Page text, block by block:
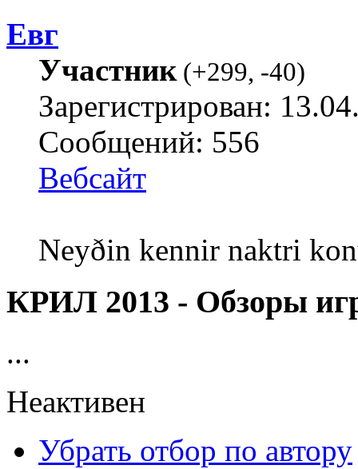
Евг
Участник(+299, -40)
Зарегистрирован:
Сообщений: 556
Вебсайт
Neyðin kennir naktri
КРИЛ 2013 - Обзоры
...
Неактивен
Убрать отбор по автору